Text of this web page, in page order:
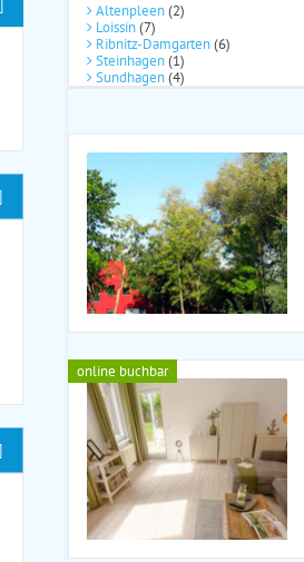
Altenpleen (2)
Loissin (7)
Ribnitz-Damgarten (6)
Steinhagen (1)
Sundhagen (4)
online buchbar